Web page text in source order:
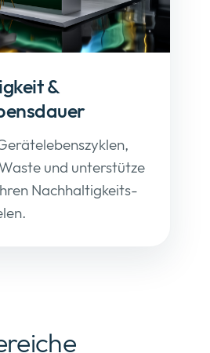
&
und unterstütze
Nachhaltigkeits-